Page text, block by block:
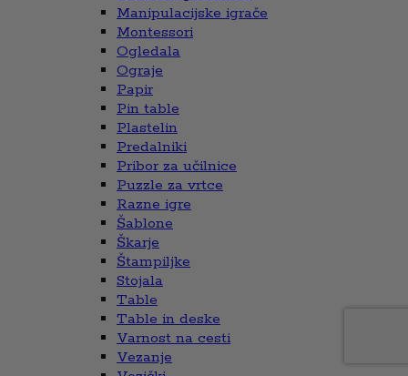
Manipulacijske igrače
Montessori
Ogledala
Ograje
Papir
Pin table
Plastelin
Predalniki
Pribor za učilnice
Puzzle za vrtce
Razne igre
Šablone
Škarje
Štampiljke
Stojala
Table
Table in deske
Varnost na cesti
Vezanje